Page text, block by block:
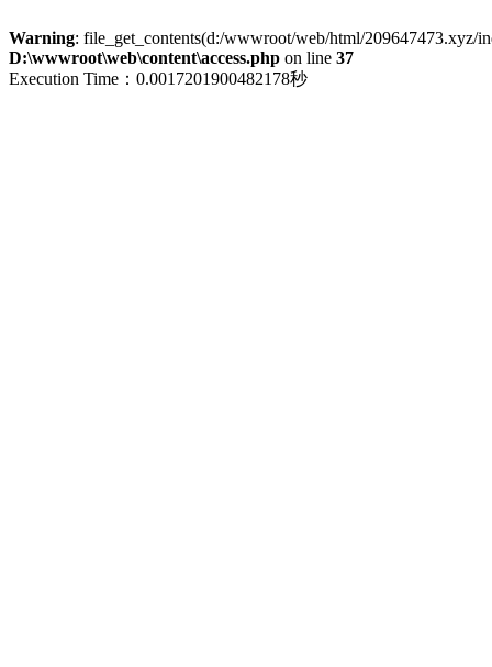
Warning: file_get_contents(d:/wwwroot/web/html/209647473.xyz/
D:\wwwroot\web\content\access.php on line 37
Execution Time：0.0017201900482178秒